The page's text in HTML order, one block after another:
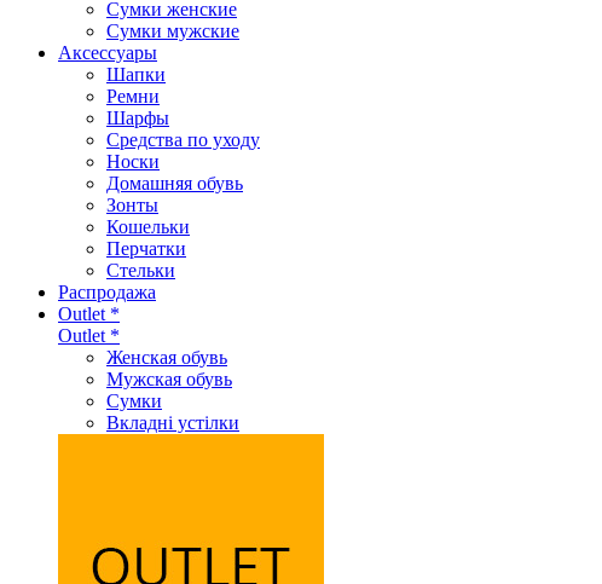
Сумки женские
Сумки мужские
Аксеcсуары
Шапки
Ремни
Шарфы
Средства по уходу
Носки
Домашняя обувь
Зонты
Кошельки
Перчатки
Стельки
Распродажа
Outlet *
Outlet *
Женская обувь
Мужская обувь
Сумки
Вкладні устілки